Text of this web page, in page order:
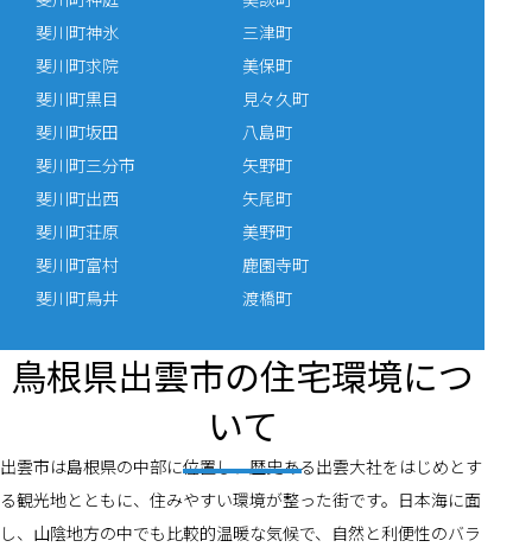
斐川町神氷
斐川町求院
斐川町黒目
斐川町坂田
斐川町三分市
斐川町出西
斐川町荘原
斐川町富村
斐川町鳥井
三津町
美保町
見々久町
八島町
矢野町
矢尾町
美野町
鹿園寺町
渡橋町
鳥根県出雲市の住宅環境につ
いて
出雲市は島根県の中部に位置し、歴史ある出雲大社をはじめとす
る観光地とともに、住みやすい環境が整った街です。日本海に面
し、山陰地方の中でも比較的温暖な気候で、自然と利便性のバラ